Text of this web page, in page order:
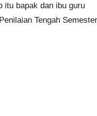
itu bapak dan ibu guru
Tengah Semester